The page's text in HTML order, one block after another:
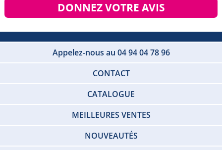
DONNEZ VOTRE AVIS
Appelez-nous au 04 94 04 78 96
CONTACT
CATALOGUE
MEILLEURES VENTES
NOUVEAUTÉS